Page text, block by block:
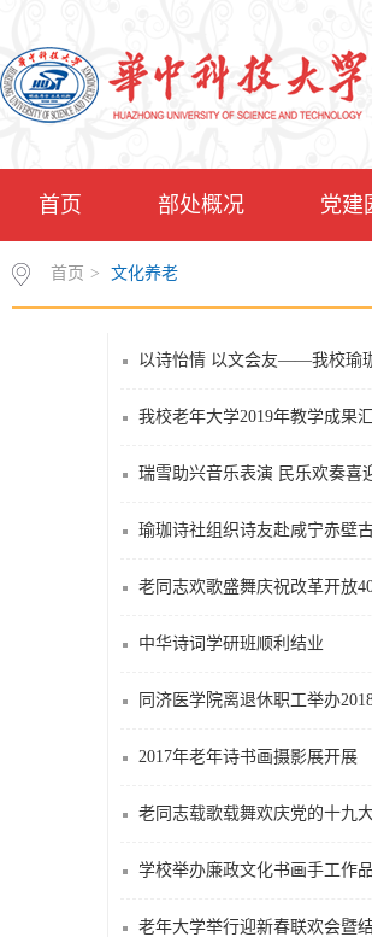
首页 部处概况 党建
首页 > 文化养老
以诗怡情 以文会友——我校瑜
我校老年大学2019年教学成果
瑞雪助兴音乐表演 民乐欢奏
瑜珈诗社组织诗友赴咸宁赤壁
老同志欢歌盛舞庆祝改革开放
中华诗词学研班顺利结业
同济医学院离退休职工举办
2017年老年诗书画摄影展开展
老同志载歌载舞欢庆党的十九
学校举办廉政文化书画手工作
老年大学举行迎新春联欢会暨